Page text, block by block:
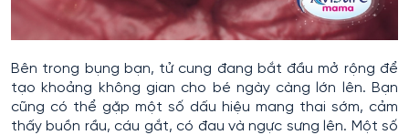
Bên trong bụng bạn, tử cung đang bắt đầu mở rộng để
tạo khoảng không gian cho bé ngày càng lớn lên. Bạn
cũng có thể gặp một số dấu hiệu mang thai sớm, cảm
thấy buồn rầu, cáu gắt, có đau và ngực sưng lên. Một số